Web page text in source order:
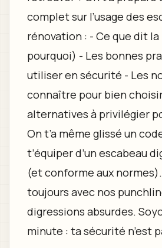
complet sur l’usage des
rénovation : - Ce que dit
pourquoi) - Les bonnes
utiliser en sécurité - Les
connaître pour bien
alternatives à privilégier
On t’a même glissé un
t’équiper d’un escabeau
(et conforme aux
toujours avec nos
digressions absurdes.
minute : ta sécurité n’est